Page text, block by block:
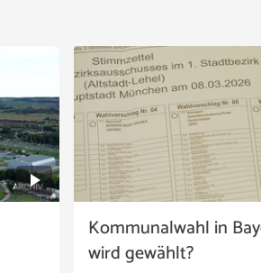
Kommunalwahl in
wird gewählt?